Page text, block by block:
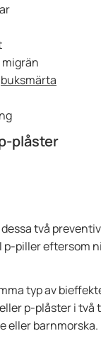
migrän
buksmärta
plåster
två
p-piller eftersom
typ av
p-plåster i två
eller barnmorska.